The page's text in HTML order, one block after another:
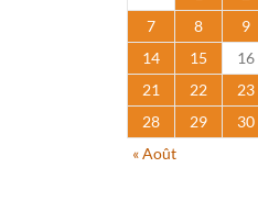
7
8 9
14
15 16
21
22 23
28
29
30
« Août